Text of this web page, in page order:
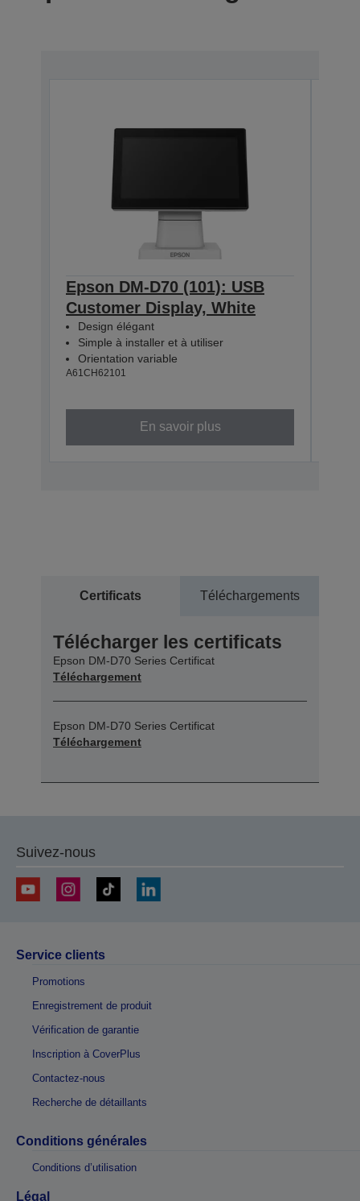
Epson DM-D70 (101): USB
Customer Display, White
Design élégant
Simple à installer et à utiliser
Orientation variable
A61CH62101
En savoir plus
Certificats Téléchargements
Télécharger les certificats
Epson DM-D70 Series Certificat
Téléchargement
Epson DM-D70 Series Certificat
Téléchargement
Suivez-nous
Service clients
Promotions
Enregistrement de produit
Vérification de garantie
Inscription à CoverPlus
Contactez-nous
Recherche de détaillants
Conditions générales
Conditions d’utilisation
Légal